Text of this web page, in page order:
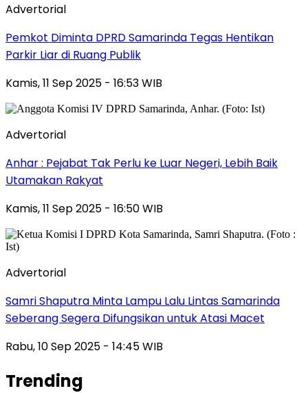
Advertorial
Pemkot Diminta DPRD Samarinda Tegas Hentikan
Parkir Liar di Ruang Publik
Kamis, 11 Sep 2025 - 16:53 WIB
Advertorial
Anhar : Pejabat Tak Perlu ke Luar Negeri, Lebih Baik
Utamakan Rakyat
Kamis, 11 Sep 2025 - 16:50 WIB
Advertorial
Samri Shaputra Minta Lampu Lalu Lintas Samarinda
Seberang Segera Difungsikan untuk Atasi Macet
Rabu, 10 Sep 2025 - 14:45 WIB
Trending